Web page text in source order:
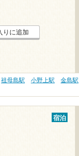
りに追加
祖母島駅 小野上駅
金島駅
宿泊